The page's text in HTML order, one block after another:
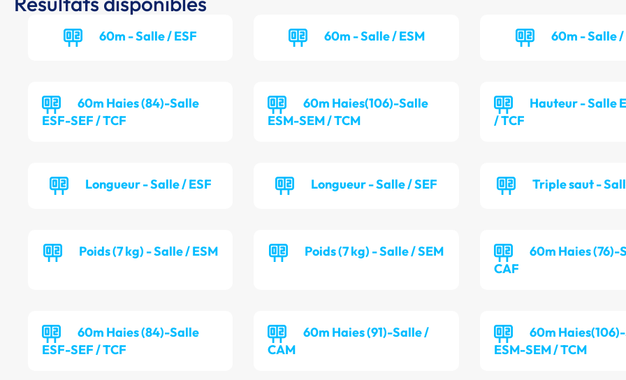
60m - Salle / ESF 60m - Salle / ESM 60m - Salle /
60m Haies (84)-Salle
ESF-SEF / TCF
60m Haies(106)-Salle
ESM-SEM / TCM
Hauteur - Salle
/ TCF
Longueur - Salle / ESF Longueur - Salle / SEF Triple saut -
Poids (7 kg) - Salle / ESM Poids (7 kg) - Salle / SEM
60m Haies (76)-
CAF
60m Haies (84)-Salle
ESF-SEF / TCF
60m Haies (91)-Salle /
CAM
60m
ESM-SEM / TCM